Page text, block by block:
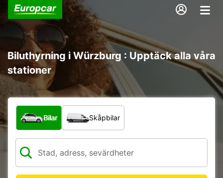
Biluthyrning i Würzburg : Upptäck alla våra
stationer
Vilken typ av fordon?
Bilar Skåpbilar